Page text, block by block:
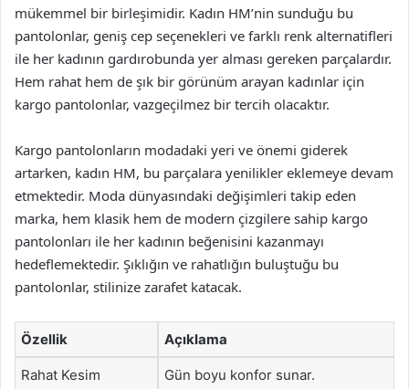
mükemmel bir birleşimidir. Kadın HM’nin sunduğu bu
pantolonlar, geniş cep seçenekleri ve farklı renk alternatifleri
ile her kadının gardırobunda yer alması gereken parçalardır.
Hem rahat hem de şık bir görünüm arayan kadınlar için
kargo pantolonlar, vazgeçilmez bir tercih olacaktır.
Kargo pantolonların modadaki yeri ve önemi giderek
artarken, kadın HM, bu parçalara yenilikler eklemeye devam
etmektedir. Moda dünyasındaki değişimleri takip eden
marka, hem klasik hem de modern çizgilere sahip kargo
pantolonları ile her kadının beğenisini kazanmayı
hedeflemektedir. Şıklığın ve rahatlığın buluştuğu bu
pantolonlar, stilinize zarafet katacak.
Özellik Açıklama
Rahat Kesim Gün boyu konfor sunar.